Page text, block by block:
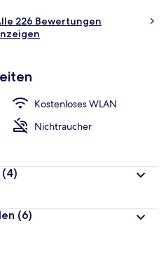
bzw. 13 Minuten (U-Bahn-
226 Bewertungen
Kostenloses WLAN
Nichtraucher
(4)
(6)